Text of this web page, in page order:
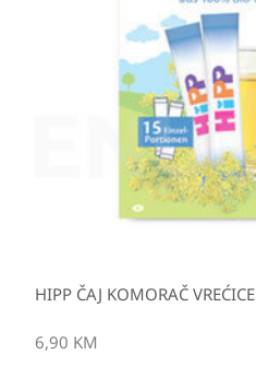
HIPP ČAJ KOMORAČ VREĆICE
6,90 KM